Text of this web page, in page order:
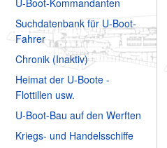
U-Boot-Kommandanten
Suchdatenbank für U-Boot-
Fahrer
Chronik (Inaktiv)
Heimat der U-Boote -
Flottillen usw.
U-Boot-Bau auf den Werften
Kriegs- und Handelsschiffe